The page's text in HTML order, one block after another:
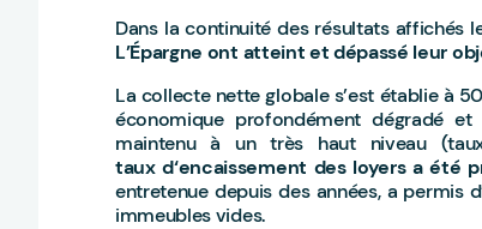
Dans la continuité des résultats affichés
L’Épargne ont atteint et dépassé leur
La collecte nette globale s’est établie à
économique profondément dégradé et
maintenu à un très haut niveau
taux d‘encaissement des loyers a été
entretenue depuis des années, a permis
immeubles vides.